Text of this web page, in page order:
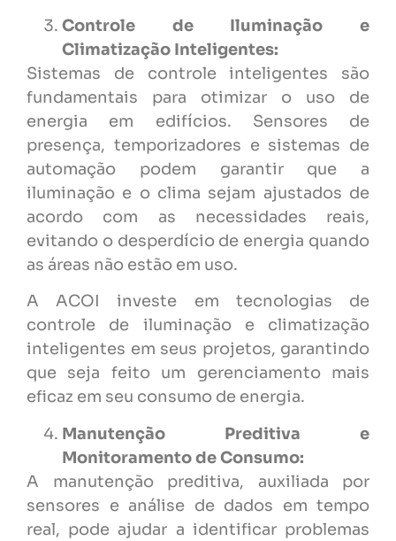
Controle de Iluminação e
Climatização Inteligentes:
Sistemas de controle inteligentes são
fundamentais para otimizar o uso de
energia em edifícios. Sensores de
presença, temporizadores e sistemas de
automação podem garantir que a
iluminação e o clima sejam ajustados de
acordo com as necessidades reais,
evitando o desperdício de energia quando
as áreas não estão em uso.
A ACOI investe em tecnologias de
controle de iluminação e climatização
inteligentes em seus projetos, garantindo
que seja feito um gerenciamento mais
eficaz em seu consumo de energia.
Manutenção Preditiva e
Monitoramento de Consumo:
A manutenção preditiva, auxiliada por
sensores e análise de dados em tempo
real, pode ajudar a identificar problemas